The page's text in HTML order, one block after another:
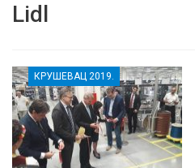
Lidl
КРУШЕВАЦ 2019.